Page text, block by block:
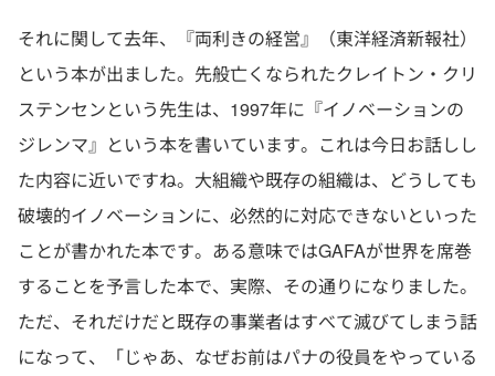
それに関して去年、『両利きの経営』（東洋経済新報社）
という本が出ました。先般亡くなられたクレイトン・クリ
ステンセンという先生は、1997年に『イノベーションの
ジレンマ』という本を書いています。これは今日お話しし
た内容に近いですね。大組織や既存の組織は、どうしても
破壊的イノベーションに、必然的に対応できないといった
ことが書かれた本です。ある意味ではGAFAが世界を席巻
することを予言した本で、実際、その通りになりました。
ただ、それだけだと既存の事業者はすべて滅びてしまう話
になって、「じゃあ、なぜお前はパナの役員をやっている